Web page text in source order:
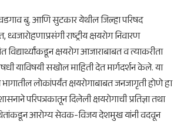
वडगाव बु. आणि सुटकार येथील जिल्हा परिषद
राष्ट्रीय क्षयरोग निवारण
विद्यार्थ्यांकडून क्षयरोग आजाराबाबत व त्याकरीता
याविषयी सखोल माहिती देत मार्गदर्शन केले. या
भागातील लोकांपर्यंत क्षयरोगाबाबत जनजागृती होणे हा
परिपत्रकातून दिलेली क्षयरोगाची प्रतिज्ञा तथा
आरोग्य सेवक-विजय देशमुख यांनी वदवून